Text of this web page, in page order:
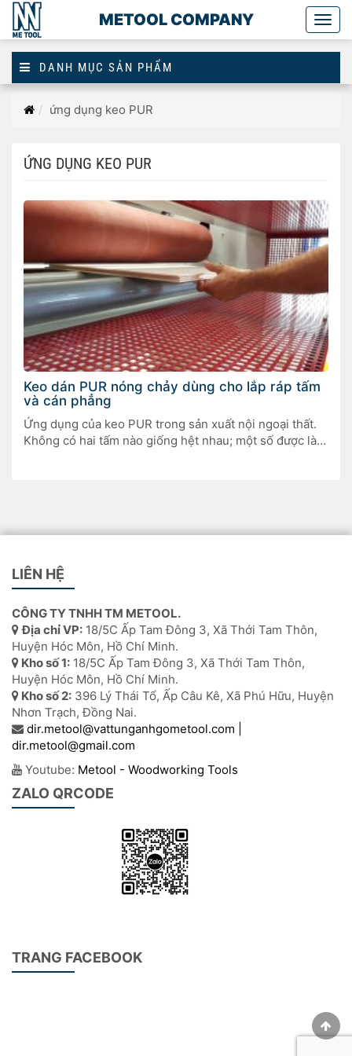
METOOL COMPANY
DANH MỤC SẢN PHẨM
Trangứng dụng keo PUR
ỨNG DỤNG KEO PUR
Keo dán PUR nóng chảy dùng cho lắp ráp tấm
và cán phẳng
Ứng dụng của keo PUR trong sản xuất nội ngoại thất.
Không có hai tấm nào giống hệt nhau; một số được làm
LIÊN HỆ
CÔNG TY TNHH TM METOOL.
Địa chỉ VP: 18/5C Ấp Tam Đông 3, Xã Thới Tam Thôn,
Huyện Hóc Môn, Hồ Chí Minh.
Kho số 1: 18/5C Ấp Tam Đông 3, Xã Thới Tam Thôn,
Huyện Hóc Môn, Hồ Chí Minh.
Kho số 2: 396 Lý Thái Tổ, Ấp Câu Kê, Xã Phú Hữu, Huyện
Nhơn Trạch, Đồng Nai.
dir.metool@vattunganhgometool.com |
dir.metool@gmail.com
Youtube: Metool - Woodworking Tools
ZALO QRCODE
TRANG FACEBOOK